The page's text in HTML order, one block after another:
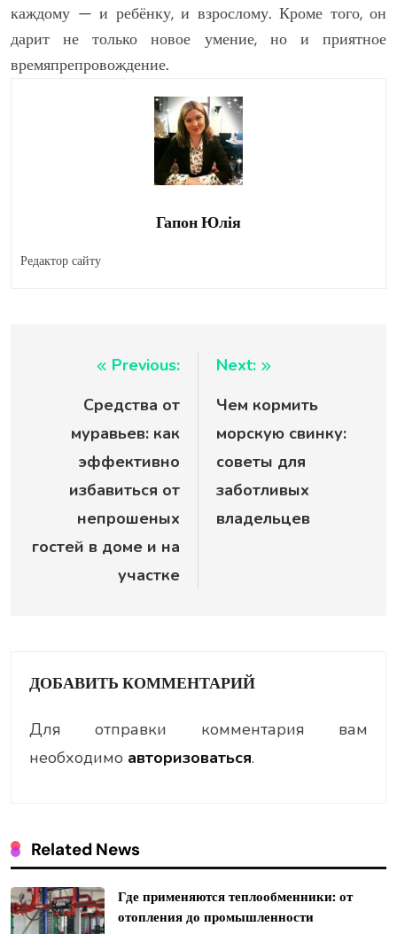
каждому — и ребёнку, и взрослому. Кроме того, он
дарит не только новое умение, но и приятное
времяпрепровождение.
Гапон Юлія
Редактор сайту
Навигация
записям
Previous:
Средства от
муравьев: как
эффективно
избавиться от
непрошеных
гостей в доме и на
участке
Next:
Чем кормить
морскую свинку:
советы для
заботливых
владельцев
ДОБАВИТЬ КОММЕНТАРИЙ
Для отправки комментария вам
необходимо авторизоваться.
Related News
Где применяются теплообменники: от
отопления до промышленности